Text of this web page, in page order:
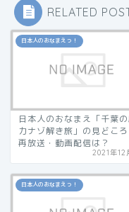
RELATED
日本人のおなまえっ！
日本人のおなまえ「千葉
力ナゾ解き旅」の見どころ
再放送・動画配信は？
2021年12
日本人のおなまえっ！